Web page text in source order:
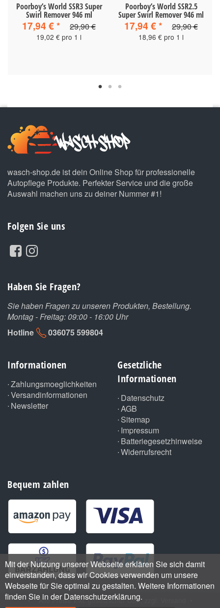
Poorboy’s World SSR3 Super
Swirl Remover 946 ml
17,94 €* 29,90 €
19,02 € pro 1 l
Poorboy’s World SSR2.5
Super Swirl Remover 946 ml
17,94 €* 29,90 €
18,96 € pro 1 l
wasch-shop.de ist dein Online Shop für professionelle
Autopflege Produkte. Perfekter Service und die große
Auswahl machen uns zu deiner Nummer #1!
Folgen Sie uns
Haben Sie Fragen?
Sie haben Fragen zu unseren Produkten, Bestellung.
Montag - Freitag: 09:00 - 16:00 Uhr
Hotline
036075 599804
Informationen
Zahlungsmoeglichkeiten
Versandinformationen
Newsletter
Gesetzliche
Informationen
Datenschutz
AGB
Sitemap
Impressum
Batteriegesetzhinweise
Widerrufsrecht
Bequem zahlen
•*Alle Preise inkl. gesetzlicher USt., zzgl.
Mit der Nutzung unserer Webseite erklären Sie sich damit
einverstanden, dass wir Cookies verwenden um unsere
Webseite für Sie optimal zu gestalten. Weitere Informationen
finden Sie in der Datenschutzerklärung.